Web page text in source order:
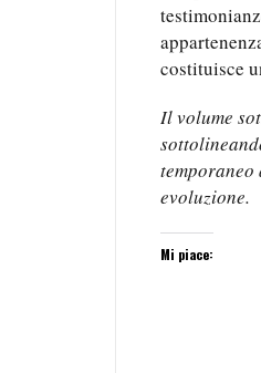
costituisce
Il volume
evoluzione.
Mi piace: